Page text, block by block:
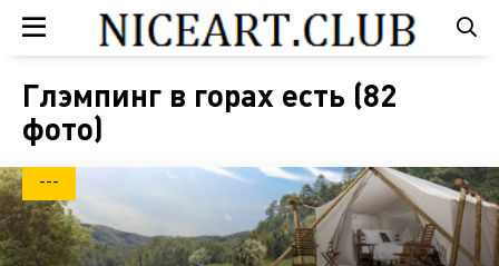
Глэмпинг в горах есть (82
фото)
---